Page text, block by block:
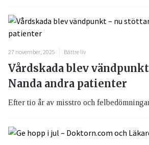
27 november, 2025 Bättre liv
Vårdskada blev
Nanda andra patienter
Efter tio år av misstro och